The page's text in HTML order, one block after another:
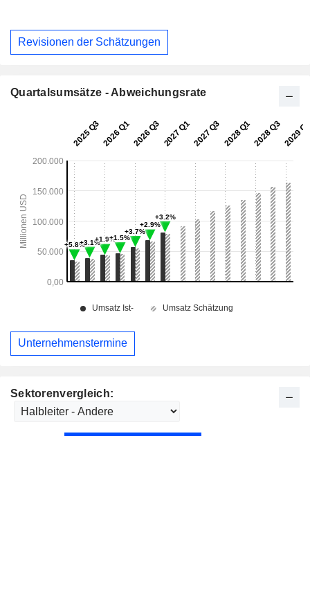
Sektorenvergleich:
Revisionen der Schätzungen
Quartalsumsätze - Abweichungsrate
Unternehmenstermine